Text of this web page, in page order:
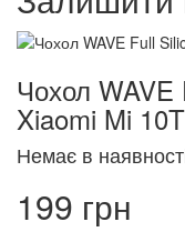
Чохол WAVE
Xiaomi Mi
Немає в
199 грн